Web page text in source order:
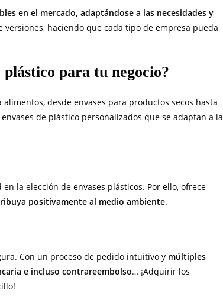
en el mercado, adaptándose a las necesidades y
haciendo que cada tipo de empresa pueda
plástico para tu negocio?
desde envases para productos secos hasta
de plástico personalizados que se adaptan a la
la elección de envases plásticos. Por ello, ofrece
positivamente al medio ambiente.
Con un proceso de pedido intuitivo y múltiples
e incluso contrareembolso… ¡Adquirir los